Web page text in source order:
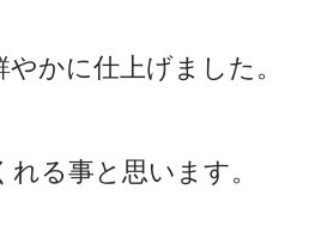
かに仕上げました。
る事と思います。